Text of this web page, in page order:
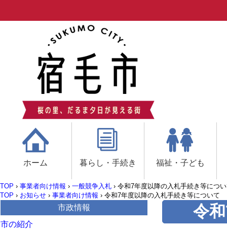
ホーム 暮らし・手続き 福祉・子ども
TOP › 事業者向け情報 › 一般競争入札 › 令和7年度以降の入札手続き等につ
TOP › お知らせ › 事業者向け情報 › 令和7年度以降の入札手続き等について
令
市政情報
市の紹介